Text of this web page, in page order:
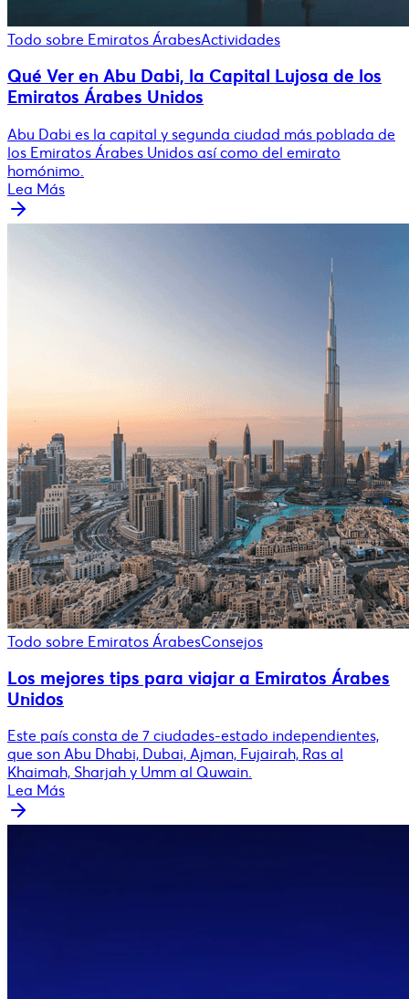
Todo sobre Emiratos ÁrabesActividades
Qué Ver en Abu Dabi, la Capital Lujosa de los
Emiratos Árabes Unidos
Abu Dabi​ ​es la capital y segunda ciudad más poblada de
los Emiratos Árabes Unidos así como del emirato
homónimo.
Lea Más
Todo sobre Emiratos ÁrabesConsejos
Los mejores tips para viajar a Emiratos Árabes
Unidos
Este país consta de 7 ciudades-estado independientes,
que son Abu Dhabi, Dubai, Ajman, Fujairah, Ras al
Khaimah, Sharjah y Umm al Quwain.
Lea Más